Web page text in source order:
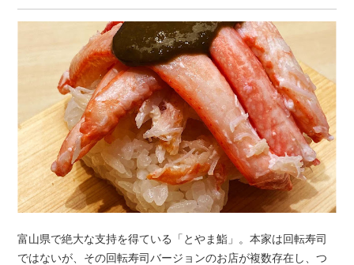
富山県で絶大な支持を得ている「とやま鮨」。本家は回転寿司
ではないが、その回転寿司バージョンのお店が複数存在し、つ